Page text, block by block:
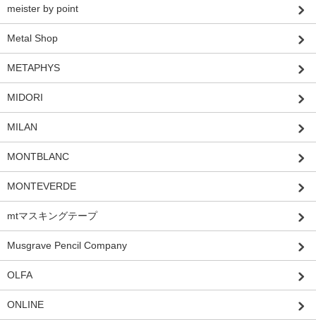
meister by point
Metal Shop
METAPHYS
MIDORI
MILAN
MONTBLANC
MONTEVERDE
mtマスキングテープ
Musgrave Pencil Company
OLFA
ONLINE